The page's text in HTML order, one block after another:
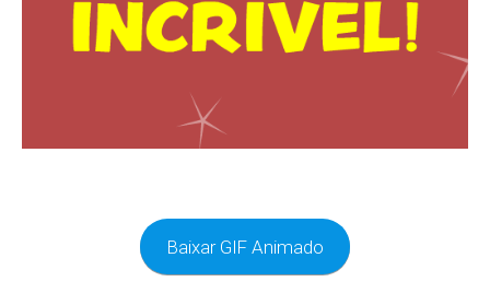
Baixar GIF Animado